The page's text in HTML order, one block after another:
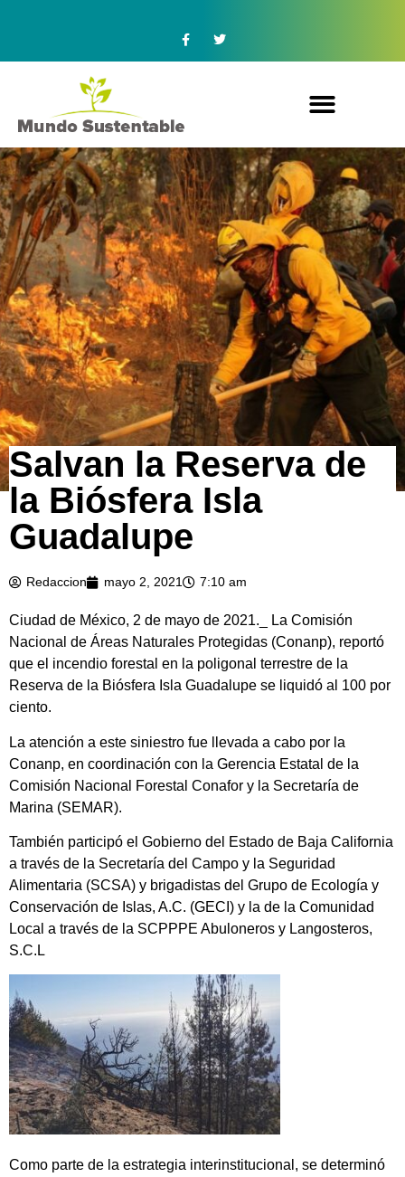
Salvan la Reserva de
la Biósfera Isla
Guadalupe
Redaccion mayo 2, 2021 7:10 am
Ciudad de México, 2 de mayo de 2021._ La Comisión
Nacional de Áreas Naturales Protegidas (Conanp), reportó
que el incendio forestal en la poligonal terrestre de la
Reserva de la Biósfera Isla Guadalupe se liquidó al 100 por
ciento.
La atención a este siniestro fue llevada a cabo por la
Conanp, en coordinación con la Gerencia Estatal de la
Comisión Nacional Forestal Conafor y la Secretaría de
Marina (SEMAR).
También participó el Gobierno del Estado de Baja California
a través de la Secretaría del Campo y la Seguridad
Alimentaria (SCSA) y brigadistas del Grupo de Ecología y
Conservación de Islas, A.C. (GECI) y la de la Comunidad
Local a través de la SCPPPE Abuloneros y Langosteros,
S.C.L
Como parte de la estrategia interinstitucional, se determinó